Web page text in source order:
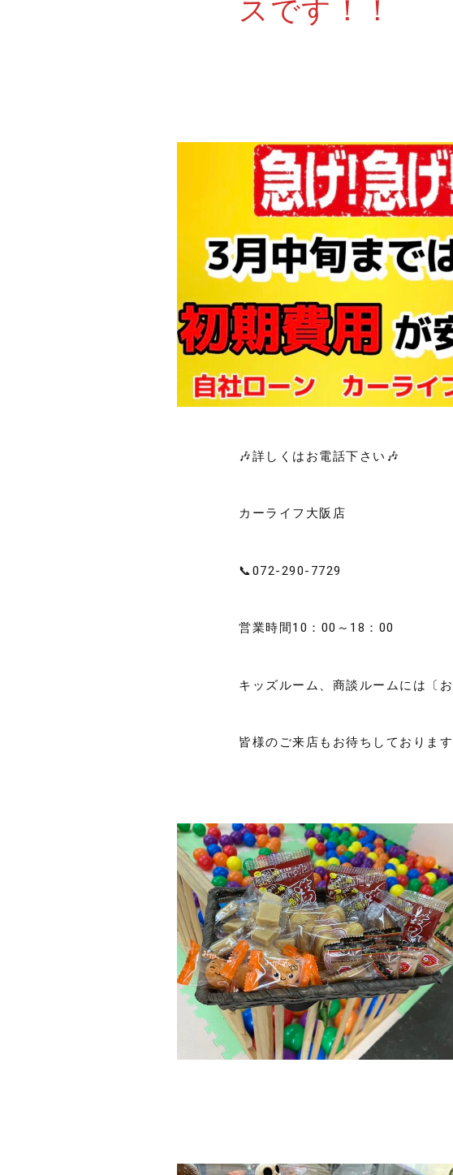
スです！！
🎶詳しくはお電話下さい🎶
カーライフ大阪店
📞072-290-7729
営業時間10：00～18：00
キッズルーム、商談ルームには〔
皆様のご来店もお待ちしております